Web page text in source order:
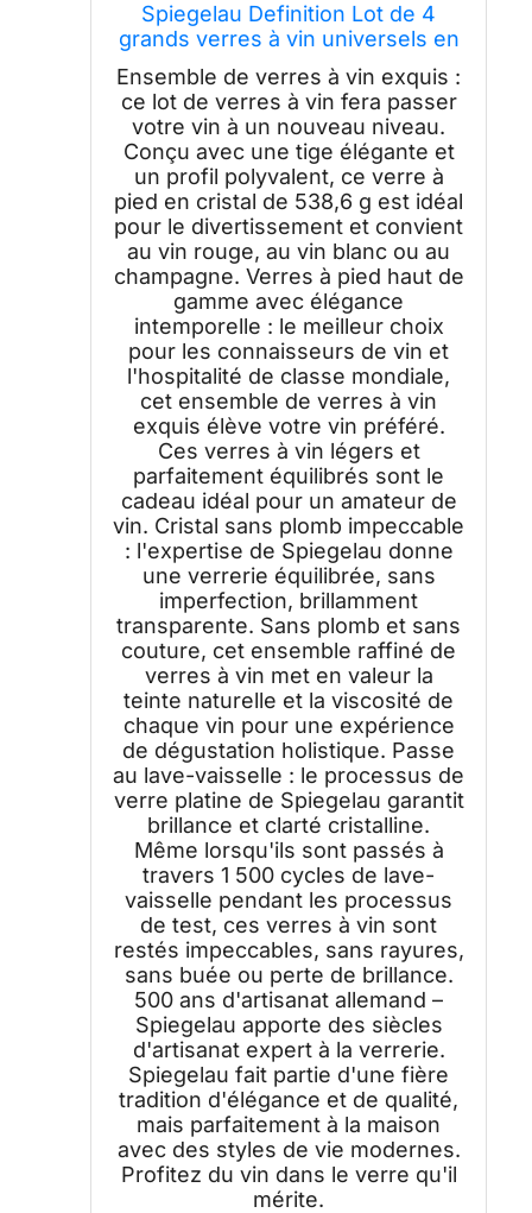
Spiegelau Definition Lot de 4
grands verres à vin universels en
cristal fabriqués en Europe pour
vins blancs et rouges, dîner, fête
d'anniversaire, verrerie,
accessoires de bar à domicile,
538,6 g
Ensemble de verres à vin exquis :
ce lot de verres à vin fera passer
votre vin à un nouveau niveau.
Conçu avec une tige élégante et
un profil polyvalent, ce verre à
pied en cristal de 538,6 g est idéal
pour le divertissement et convient
au vin rouge, au vin blanc ou au
champagne. Verres à pied haut de
gamme avec élégance
intemporelle : le meilleur choix
pour les connaisseurs de vin et
l'hospitalité de classe mondiale,
cet ensemble de verres à vin
exquis élève votre vin préféré.
Ces verres à vin légers et
parfaitement équilibrés sont le
cadeau idéal pour un amateur de
vin. Cristal sans plomb impeccable
: l'expertise de Spiegelau donne
une verrerie équilibrée, sans
imperfection, brillamment
transparente. Sans plomb et sans
couture, cet ensemble raffiné de
verres à vin met en valeur la
teinte naturelle et la viscosité de
chaque vin pour une expérience
de dégustation holistique. Passe
au lave-vaisselle : le processus de
verre platine de Spiegelau garantit
brillance et clarté cristalline.
Même lorsqu'ils sont passés à
travers 1 500 cycles de lave-
vaisselle pendant les processus
de test, ces verres à vin sont
restés impeccables, sans rayures,
sans buée ou perte de brillance.
500 ans d'artisanat allemand –
Spiegelau apporte des siècles
d'artisanat expert à la verrerie.
Spiegelau fait partie d'une fière
tradition d'élégance et de qualité,
mais parfaitement à la maison
avec des styles de vie modernes.
Profitez du vin dans le verre qu'il
mérite.